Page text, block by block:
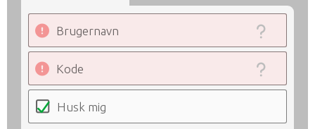
Brugernavn
Kode
Husk mig